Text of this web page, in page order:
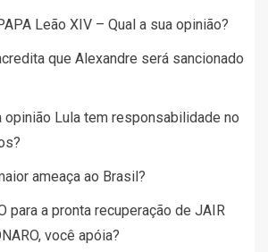
Leão XIV – Qual a sua opinião?
que Alexandre será sancionado
opinião Lula tem responsabilidade no
ameaça ao Brasil?
para a pronta recuperação de JAIR
você apóia?